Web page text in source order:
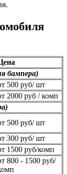
бампера)
500 руб/ шт
2000 руб / комп
500 руб/ шт
300 руб/ шт
1500 руб/комп
800 - 1500 руб/